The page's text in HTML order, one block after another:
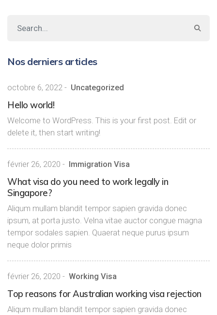
Nos derniers articles
octobre 6, 2022 - Uncategorized
Hello world!
Welcome to WordPress. This is your first post. Edit or
delete it, then start writing!
février 26, 2020 - Immigration Visa
What visa do you need to work legally in
Singapore?
Aliqum mullam blandit tempor sapien gravida donec
ipsum, at porta justo. Velna vitae auctor congue magna
tempor sodales sapien. Quaerat neque purus ipsum
neque dolor primis
février 26, 2020 - Working Visa
Top reasons for Australian working visa rejection
Aliqum mullam blandit tempor sapien gravida donec